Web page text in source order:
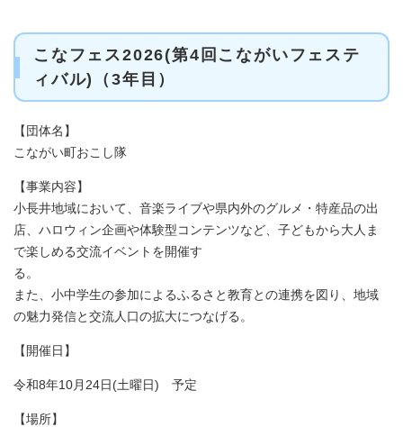
こなフェス2026(第4回こながいフェステ
ィバル)（3年目）
【団体名】
こながい町おこし隊
【事業内容】
小長井地域において、音楽ライブや県内外のグルメ・特産品の出
店、ハロウィン企画や体験型コンテンツなど、子どもから大人ま
で楽しめる交流イベントを開催す
る
また、小中学生の参加によるふるさと教育との連携を図り、地域
の魅力発信と交流人口の拡大につなげる。
【開催日】
令和8年10月24日(土曜日) 予定
【場所】